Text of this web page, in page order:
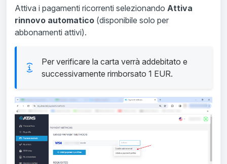
Attiva i pagamenti ricorrenti selezionando Attiva
rinnovo automatico (disponibile solo per
abbonamenti attivi).
Per verificare la carta verrà addebitato e
successivamente rimborsato 1 EUR.